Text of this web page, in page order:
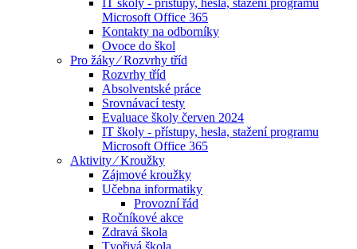
IT školy - přístupy, hesla, stažení programu
Microsoft Office 365
Kontakty na odborníky
Ovoce do škol
Pro žáky ⁄ Rozvrhy tříd
Rozvrhy tříd
Absolventské práce
Srovnávací testy
Evaluace školy červen 2024
IT školy - přístupy, hesla, stažení programu
Microsoft Office 365
Aktivity ⁄ Kroužky
Zájmové kroužky
Učebna informatiky
Provozní řád
Ročníkové akce
Zdravá škola
Tvořivá škola